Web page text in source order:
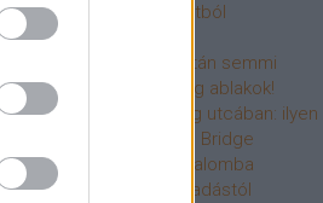
fogorvosi rendelő a múltból
a 4-es metrón
tervezik, megígérik, aztán semmi
újjászülettek az ólomüveg ablakok!
terek a Mérleg utcában: ilyen
a Mamaison Hotel Chain Bridge
költözött a Hengermalomba
története: az átadástól